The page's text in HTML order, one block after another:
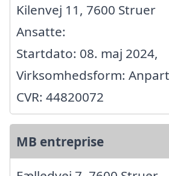
Kilenvej 11, 7600 Struer
Ansatte:
Startdato: 08. maj 2024,
Virksomhedsform:
CVR: 44820072
MB entreprise